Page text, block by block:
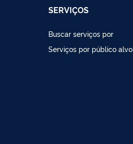
SERVIÇOS
Buscar serviços por
Serviços por público alvo